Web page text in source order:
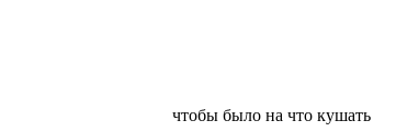
чтобы было на что кушать